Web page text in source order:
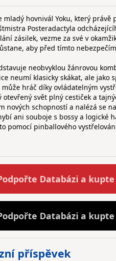
hovnivál Yoku, který
Posteradactyla
zásilek, vezme za své v
aby před tímto
neobvyklou žánrovou
neumí klasicky skákat, ale
hráč díky ovládatelným
svět plný cestiček a
nových schopností a nalézá se
ani souboje s bossy a logické
pomocí pinballového
Databázi a kupte
Databázi a kupte
příspěvek